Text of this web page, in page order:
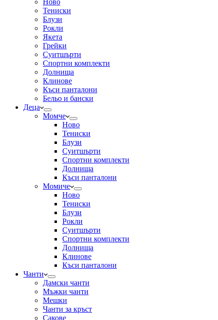
Ново
Тениски
Блузи
Рокли
Якета
Грейки
Суитшърти
Спортни комплекти
Долнища
Клинове
Къси панталони
Бельо и бански
Деца
Момче
Ново
Тениски
Блузи
Суитшърти
Спортни комплекти
Долнища
Къси панталони
Момиче
Ново
Тениски
Блузи
Рокли
Суитшърти
Спортни комплекти
Долнища
Клинове
Къси панталони
Чанти
Дамски чанти
Мъжки чанти
Мешки
Чанти за кръст
Сакове